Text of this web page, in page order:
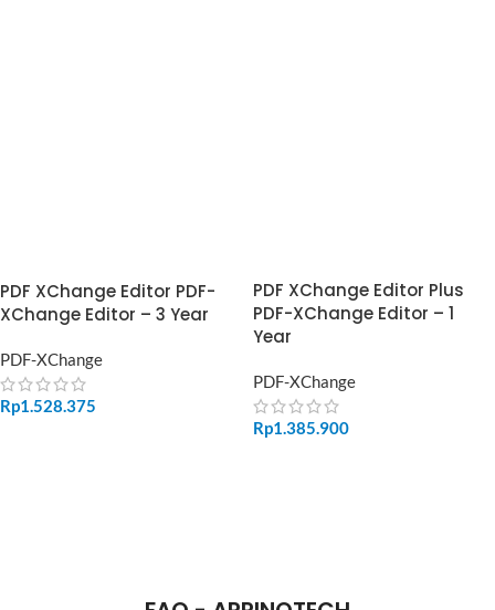
PDF XChange Editor PDF-
XChange Editor – 3 Year
PDF-XChange
Rp1.528.375
PDF XChange Editor Plus
PDF-XChange Editor – 1
Year
PDF-XChange
Rp1.385.900